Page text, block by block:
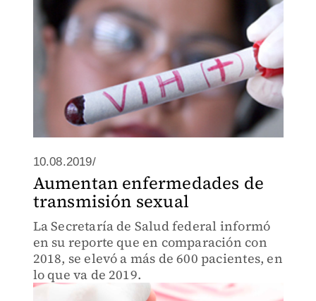
10.08.2019/
Aumentan enfermedades de
transmisión sexual
La Secretaría de Salud federal informó
en su reporte que en comparación con
2018, se elevó a más de 600 pacientes, en
lo que va de 2019.